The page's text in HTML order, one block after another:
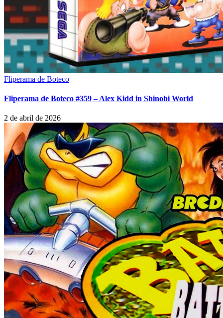
Fliperama de Boteco
Fliperama de Boteco #359 – Alex Kidd in Shinobi World
2 de abril de 2026